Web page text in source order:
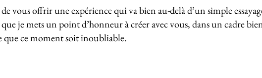
vous offrir une expérience qui va bien au-delà d’un simple
je mets un point d’honneur à créer avec vous, dans un cadre
que ce moment soit inoubliable.